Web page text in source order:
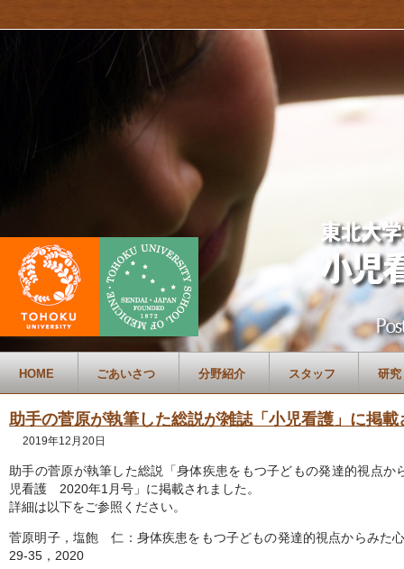
HOME ごあいさつ 分野紹介 スタッフ 研究
助手の菅原が執筆した総説が雑誌「小児看護」に掲載
2019年12月20日
助手の菅原が執筆した総説「身体疾患をもつ子どもの発達的視点か
児看護 2020年1月号」に掲載されました。
詳細は以下をご参照ください。
菅原明子，塩飽 仁：身体疾患をもつ子どもの発達的視点からみた
29-35，2020